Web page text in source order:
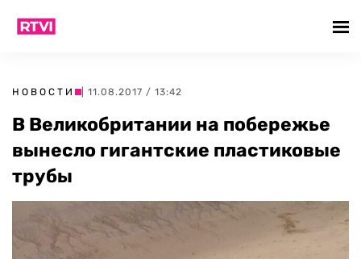
НОВОСТИ | 11.08.2017 / 13:42
В Великобритании на побережье
вынесло гигантские пластиковые
трубы